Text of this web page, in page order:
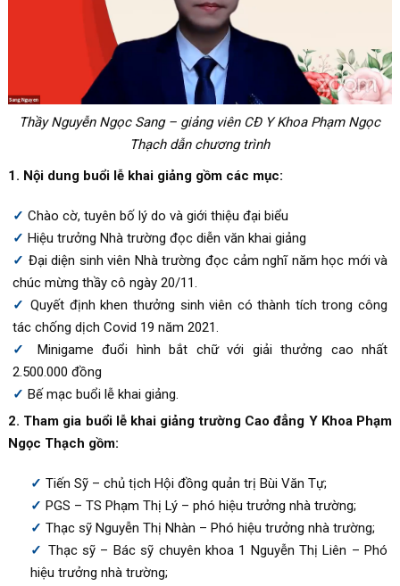
Thầy Nguyễn Ngọc Sang – giảng viên CĐ Y Khoa Phạm Ngọc
Thạch dẫn chương trình
1. Nội dung buổi lễ khai giảng gồm các mục:
Chào cờ, tuyên bố lý do và giới thiệu đại biểu
Hiệu trưởng Nhà trường đọc diễn văn khai giảng
Đại diện sinh viên Nhà trường đọc cảm nghĩ năm học mới và
chúc mừng thầy cô ngày 20/11.
Quyết định khen thưởng sinh viên có thành tích trong công
tác chống dịch Covid 19 năm 2021.
Minigame đuổi hình bắt chữ với giải thưởng cao nhất
2.500.000 đồng
Bế mạc buổi lễ khai giảng.
2. Tham gia buổi lễ khai giảng trường Cao đẳng Y Khoa Phạm
Ngọc Thạch gồm:
Tiến Sỹ – chủ tịch Hội đồng quản trị Bùi Văn Tự;
PGS – TS Phạm Thị Lý – phó hiệu trưởng nhà trường;
Thạc sỹ Nguyễn Thị Nhàn – Phó hiệu trưởng nhà trường;
Thạc sỹ – Bác sỹ chuyên khoa 1 Nguyễn Thị Liên – Phó
hiệu trưởng nhà trường;